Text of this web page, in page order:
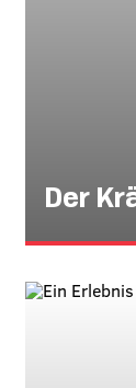
Der